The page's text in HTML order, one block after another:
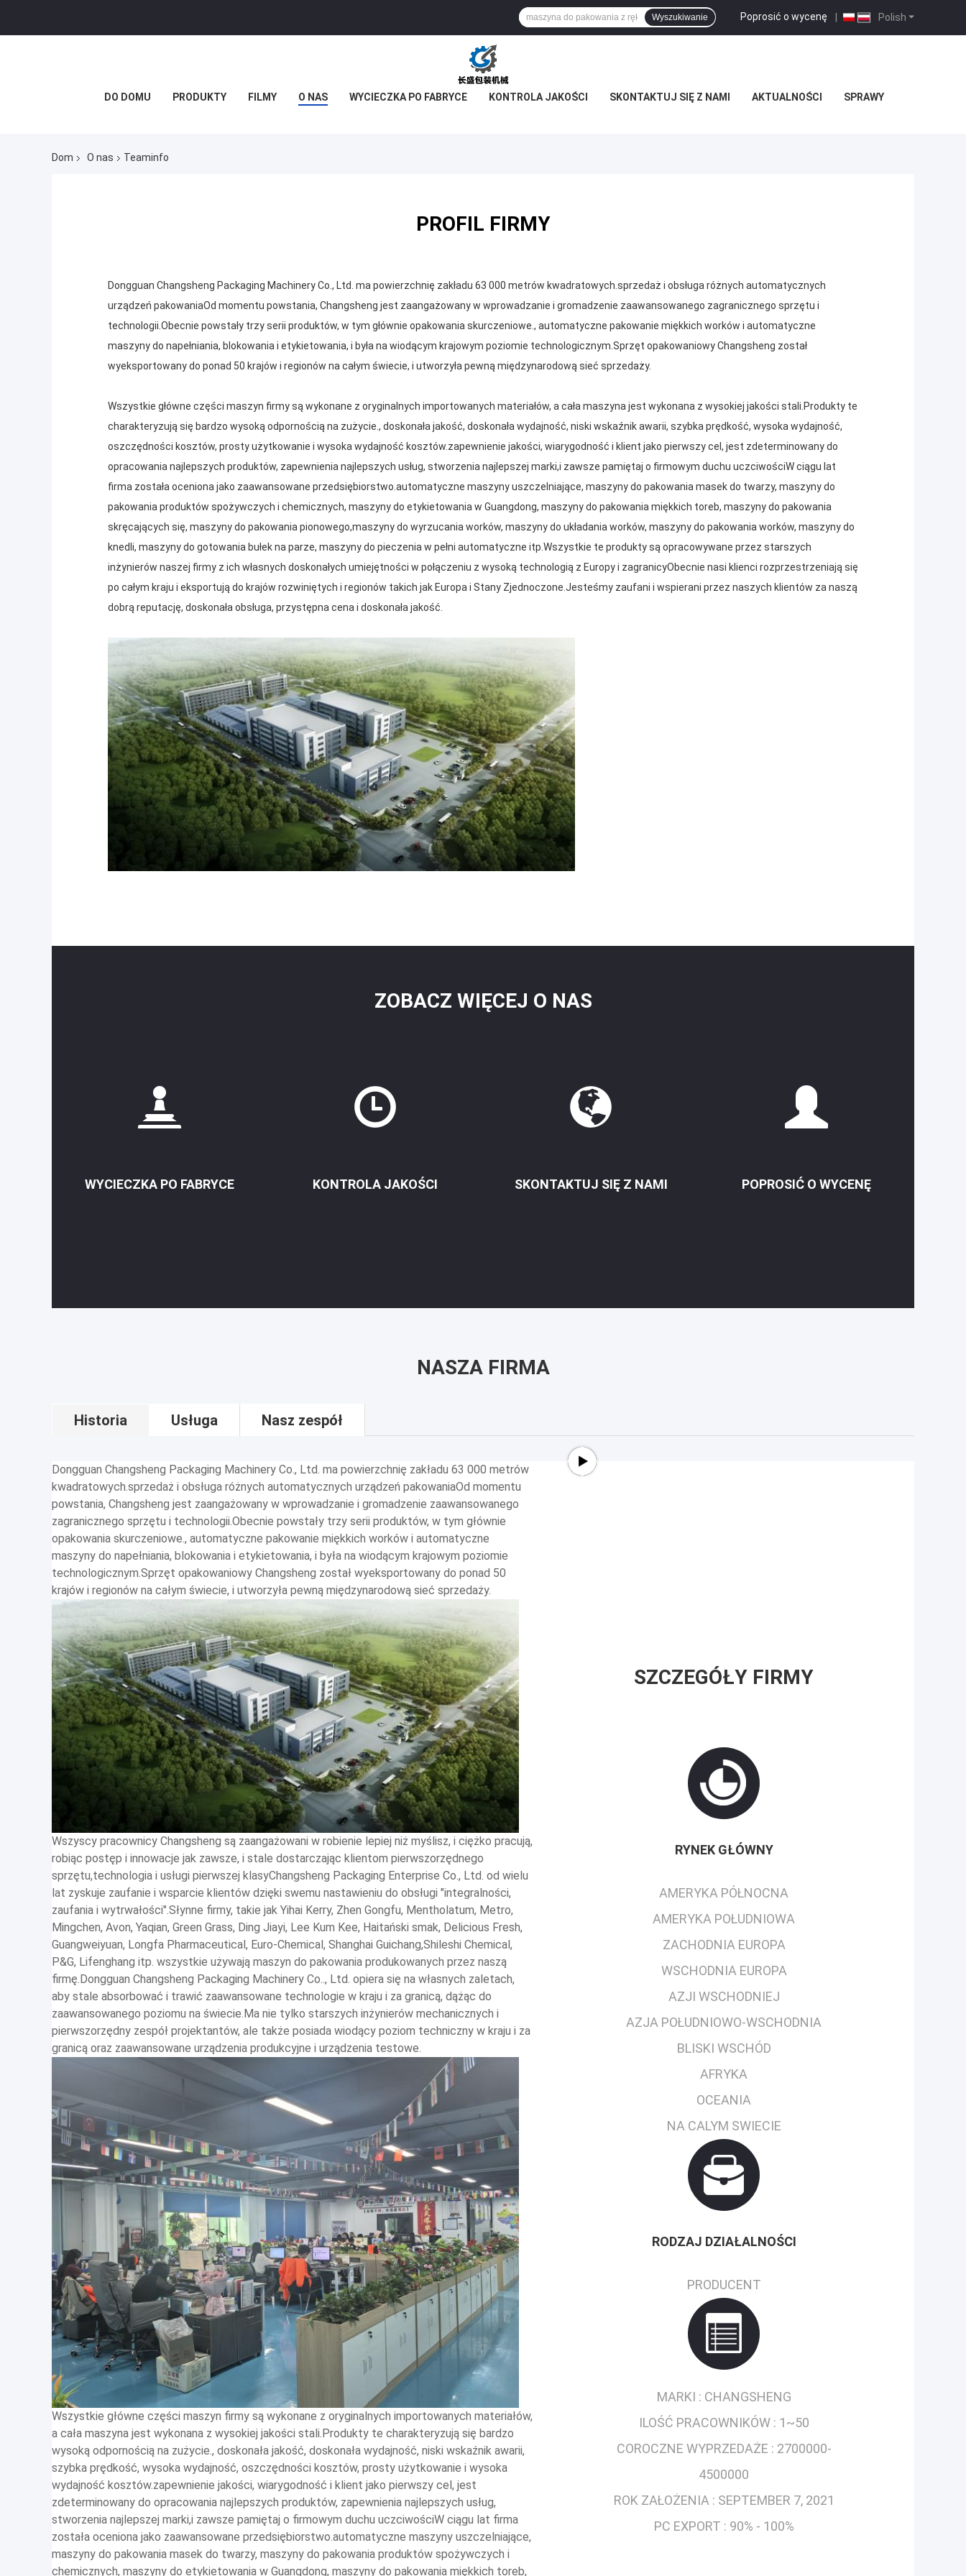
Polish
Poprosić o wycenę |
Wyszukiwanie
DO DOMU PRODUKTY FILMY O NAS WYCIECZKA PO FABRYCE KONTROLA JAKOŚCI SKONTAKTUJ SIĘ Z NAMI AKTUALNOŚCI SPRAWY
Dom O nas Teaminfo
PROFIL FIRMY
Dongguan Changsheng Packaging Machinery Co., Ltd. ma powierzchnię zakładu 63 000 metrów kwadratowych.sprzedaż i obsługa różnych automatycznych
urządzeń pakowaniaOd momentu powstania, Changsheng jest zaangażowany w wprowadzanie i gromadzenie zaawansowanego zagranicznego sprzętu i
technologii.Obecnie powstały trzy serii produktów, w tym głównie opakowania skurczeniowe., automatyczne pakowanie miękkich worków i automatyczne
maszyny do napełniania, blokowania i etykietowania, i była na wiodącym krajowym poziomie technologicznym.Sprzęt opakowaniowy Changsheng został
wyeksportowany do ponad 50 krajów i regionów na całym świecie, i utworzyła pewną międzynarodową sieć sprzedaży.
Wszystkie główne części maszyn firmy są wykonane z oryginalnych importowanych materiałów, a cała maszyna jest wykonana z wysokiej jakości stali.Produkty te
charakteryzują się bardzo wysoką odpornością na zużycie., doskonała jakość, doskonała wydajność, niski wskaźnik awarii, szybka prędkość, wysoka wydajność,
oszczędności kosztów, prosty użytkowanie i wysoka wydajność kosztów.zapewnienie jakości, wiarygodność i klient jako pierwszy cel, jest zdeterminowany do
opracowania najlepszych produktów, zapewnienia najlepszych usług, stworzenia najlepszej marki,i zawsze pamiętaj o firmowym duchu uczciwościW ciągu lat
firma została oceniona jako zaawansowane przedsiębiorstwo.automatyczne maszyny uszczelniające, maszyny do pakowania masek do twarzy, maszyny do
pakowania produktów spożywczych i chemicznych, maszyny do etykietowania w Guangdong, maszyny do pakowania miękkich toreb, maszyny do pakowania
skręcających się, maszyny do pakowania pionowego,maszyny do wyrzucania worków, maszyny do układania worków, maszyny do pakowania worków, maszyny do
knedli, maszyny do gotowania bułek na parze, maszyny do pieczenia w pełni automatyczne itp.Wszystkie te produkty są opracowywane przez starszych
inżynierów naszej firmy z ich własnych doskonałych umiejętności w połączeniu z wysoką technologią z Europy i zagranicyObecnie nasi klienci rozprzestrzeniają się
po całym kraju i eksportują do krajów rozwiniętych i regionów takich jak Europa i Stany Zjednoczone.Jesteśmy zaufani i wspierani przez naszych klientów za naszą
dobrą reputację, doskonała obsługa, przystępna cena i doskonała jakość.
ZOBACZ WIĘCEJ O NAS
WYCIECZKA PO FABRYCE KONTROLA JAKOŚCI SKONTAKTUJ SIĘ Z NAMI POPROSIĆ O WYCENĘ
NASZA FIRMA
Historia Usługa Nasz zespół
Dongguan Changsheng Packaging Machinery Co., Ltd. ma powierzchnię zakładu 63 000 metrów
kwadratowych.sprzedaż i obsługa różnych automatycznych urządzeń pakowaniaOd momentu
powstania, Changsheng jest zaangażowany w wprowadzanie i gromadzenie zaawansowanego
zagranicznego sprzętu i technologii.Obecnie powstały trzy serii produktów, w tym głównie
opakowania skurczeniowe., automatyczne pakowanie miękkich worków i automatyczne
maszyny do napełniania, blokowania i etykietowania, i była na wiodącym krajowym poziomie
technologicznym.Sprzęt opakowaniowy Changsheng został wyeksportowany do ponad 50
krajów i regionów na całym świecie, i utworzyła pewną międzynarodową sieć sprzedaży.
Wszyscy pracownicy Changsheng są zaangażowani w robienie lepiej niż myślisz, i ciężko pracują,
robiąc postęp i innowacje jak zawsze, i stale dostarczając klientom pierwszorzędnego
sprzętu,technologia i usługi pierwszej klasyChangsheng Packaging Enterprise Co., Ltd. od wielu
lat zyskuje zaufanie i wsparcie klientów dzięki swemu nastawieniu do obsługi "integralności,
zaufania i wytrwałości".Słynne firmy, takie jak Yihai Kerry, Zhen Gongfu, Mentholatum, Metro,
Mingchen, Avon, Yaqian, Green Grass, Ding Jiayi, Lee Kum Kee, Haitański smak, Delicious Fresh,
Guangweiyuan, Longfa Pharmaceutical, Euro-Chemical, Shanghai Guichang,Shileshi Chemical,
P&G, Lifenghang itp. wszystkie używają maszyn do pakowania produkowanych przez naszą
firmę.Dongguan Changsheng Packaging Machinery Co.., Ltd. opiera się na własnych zaletach,
aby stale absorbować i trawić zaawansowane technologie w kraju i za granicą, dążąc do
zaawansowanego poziomu na świecie.Ma nie tylko starszych inżynierów mechanicznych i
pierwszorzędny zespół projektantów, ale także posiada wiodący poziom techniczny w kraju i za
granicą oraz zaawansowane urządzenia produkcyjne i urządzenia testowe.
Wszystkie główne części maszyn firmy są wykonane z oryginalnych importowanych materiałów,
a cała maszyna jest wykonana z wysokiej jakości stali.Produkty te charakteryzują się bardzo
wysoką odpornością na zużycie., doskonała jakość, doskonała wydajność, niski wskaźnik awarii,
szybka prędkość, wysoka wydajność, oszczędności kosztów, prosty użytkowanie i wysoka
wydajność kosztów.zapewnienie jakości, wiarygodność i klient jako pierwszy cel, jest
zdeterminowany do opracowania najlepszych produktów, zapewnienia najlepszych usług,
stworzenia najlepszej marki,i zawsze pamiętaj o firmowym duchu uczciwościW ciągu lat firma
została oceniona jako zaawansowane przedsiębiorstwo.automatyczne maszyny uszczelniające,
maszyny do pakowania masek do twarzy, maszyny do pakowania produktów spożywczych i
chemicznych, maszyny do etykietowania w Guangdong, maszyny do pakowania miękkich toreb,
SZCZEGÓŁY FIRMY
RYNEK GŁÓWNY
AMERYKA PÓŁNOCNA
AMERYKA POŁUDNIOWA
ZACHODNIA EUROPA
WSCHODNIA EUROPA
AZJI WSCHODNIEJ
AZJA POŁUDNIOWO-WSCHODNIA
BLISKI WSCHÓD
AFRYKA
OCEANIA
NA CALYM SWIECIE
RODZAJ DZIAŁALNOŚCI
PRODUCENT
MARKI : CHANGSHENG
ILOŚĆ PRACOWNIKÓW : 1~50
COROCZNE WYPRZEDAŻE : 2700000-
4500000
ROK ZAŁOŻENIA : SEPTEMBER 7, 2021
PC EXPORT : 90% - 100%